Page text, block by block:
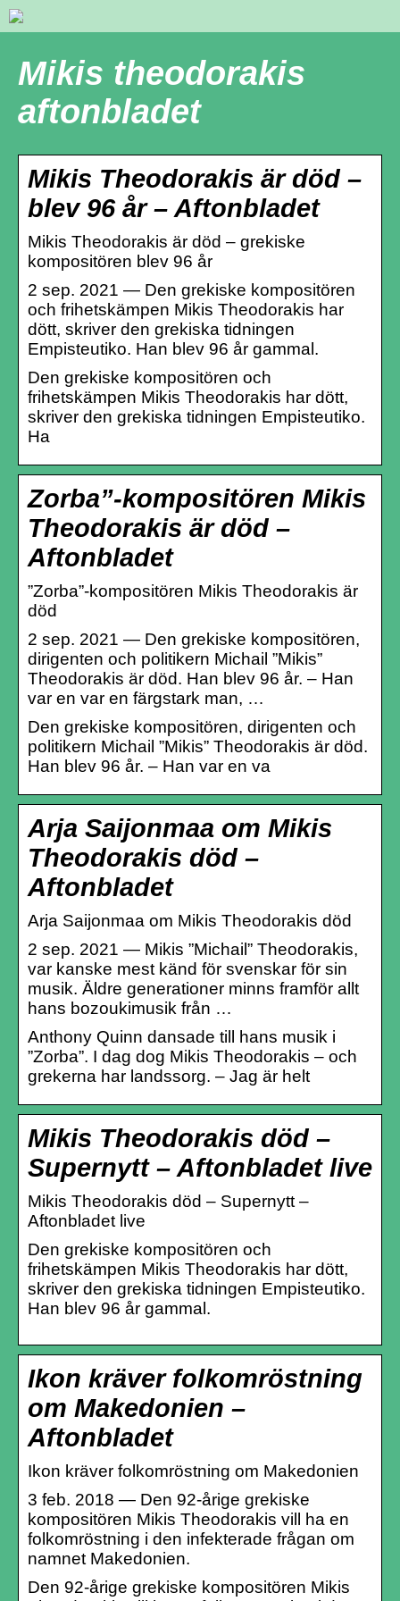
Mikis theodorakis
aftonbladet
Mikis Theodorakis är död –
blev 96 år – Aftonbladet
Mikis Theodorakis är död – grekiske
kompositören blev 96 år
2 sep. 2021 — Den grekiske kompositören
och frihetskämpen Mikis Theodorakis har
dött, skriver den grekiska tidningen
Empisteutiko. Han blev 96 år gammal.
Den grekiske kompositören och
frihetskämpen Mikis Theodorakis har dött,
skriver den grekiska tidningen Empisteutiko.
Ha
Zorba”-kompositören Mikis
Theodorakis är död –
Aftonbladet
”Zorba”-kompositören Mikis Theodorakis är
död
2 sep. 2021 — Den grekiske kompositören,
dirigenten och politikern Michail ”Mikis”
Theodorakis är död. Han blev 96 år. – Han
var en var en färgstark man, …
Den grekiske kompositören, dirigenten och
politikern Michail ”Mikis” Theodorakis är död.
Han blev 96 år. – Han var en va
Arja Saijonmaa om Mikis
Theodorakis död –
Aftonbladet
Arja Saijonmaa om Mikis Theodorakis död
2 sep. 2021 — Mikis ”Michail” Theodorakis,
var kanske mest känd för svenskar för sin
musik. Äldre generationer minns framför allt
hans bozoukimusik från …
Anthony Quinn dansade till hans musik i
”Zorba”. I dag dog Mikis Theodorakis – och
grekerna har landssorg. – Jag är helt
Mikis Theodorakis död –
Supernytt – Aftonbladet live
Mikis Theodorakis död – Supernytt –
Aftonbladet live
Den grekiske kompositören och
frihetskämpen Mikis Theodorakis har dött,
skriver den grekiska tidningen Empisteutiko.
Han blev 96 år gammal.
Ikon kräver folkomröstning
om Makedonien –
Aftonbladet
Ikon kräver folkomröstning om Makedonien
3 feb. 2018 — Den 92-årige grekiske
kompositören Mikis Theodorakis vill ha en
folkomröstning i den infekterade frågan om
namnet Makedonien.
Den 92-årige grekiske kompositören Mikis